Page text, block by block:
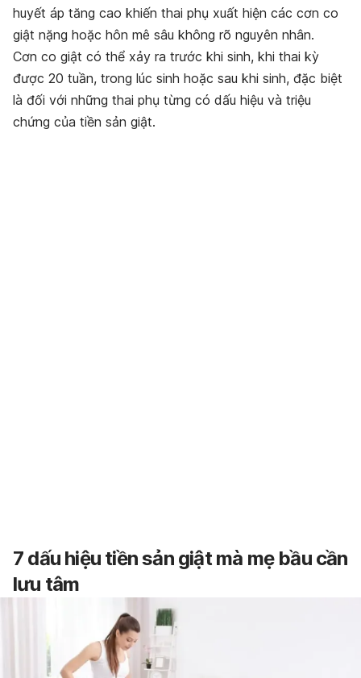
huyết áp tăng cao khiến thai phụ xuất hiện các cơn co
giật nặng hoặc hôn mê sâu không rõ nguyên nhân.
Cơn co giật có thể xảy ra trước khi sinh, khi thai kỳ
được 20 tuần, trong lúc sinh hoặc sau khi sinh, đặc biệt
là đối với những thai phụ từng có dấu hiệu và triệu
chứng của tiền sản giật.
7 dấu hiệu tiền sản giật mà mẹ bầu cần
lưu tâm